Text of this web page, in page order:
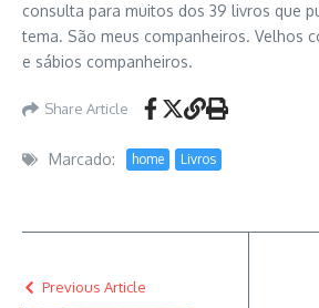
consulta para muitos dos 39 livros que
tema. São meus companheiros. Velhos
e sábios companheiros.
Share Article
Marcado: home Livros
Previous Article